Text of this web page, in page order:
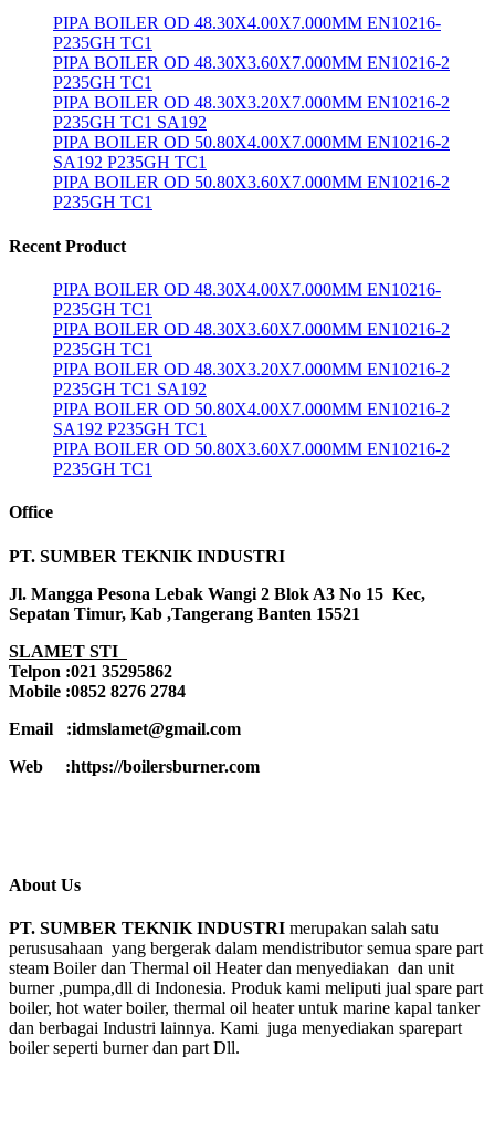
PIPA BOILER OD 48.30X4.00X7.000MM EN10216-
P235GH TC1
PIPA BOILER OD 48.30X3.60X7.000MM EN10216-2
P235GH TC1
PIPA BOILER OD 48.30X3.20X7.000MM EN10216-2
P235GH TC1 SA192
PIPA BOILER OD 50.80X4.00X7.000MM EN10216-2
SA192 P235GH TC1
PIPA BOILER OD 50.80X3.60X7.000MM EN10216-2
P235GH TC1
Recent Product
PIPA BOILER OD 48.30X4.00X7.000MM EN10216-
P235GH TC1
PIPA BOILER OD 48.30X3.60X7.000MM EN10216-2
P235GH TC1
PIPA BOILER OD 48.30X3.20X7.000MM EN10216-2
P235GH TC1 SA192
PIPA BOILER OD 50.80X4.00X7.000MM EN10216-2
SA192 P235GH TC1
PIPA BOILER OD 50.80X3.60X7.000MM EN10216-2
P235GH TC1
Office
PT. SUMBER TEKNIK INDUSTRI
Jl. Mangga Pesona Lebak Wangi 2 Blok A3 No 15 Kec,
Sepatan Timur, Kab ,Tangerang Banten 15521
SLAMET STI
Telpon :021 35295862
Mobile :0852 8276 2784
Email :idmslamet@gmail.com
Web :https://boilersburner.com
About Us
PT. SUMBER TEKNIK INDUSTRI merupakan salah satu
perususahaan yang bergerak dalam mendistributor semua spare part
steam Boiler dan Thermal oil Heater dan menyediakan dan unit
burner ,pumpa,dll di Indonesia. Produk kami meliputi jual spare part
boiler, hot water boiler, thermal oil heater untuk marine kapal tanker
dan berbagai Industri lainnya. Kami juga menyediakan sparepart
boiler seperti burner dan part Dll.